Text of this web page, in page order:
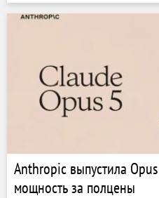
Anthropic выпустила
мощность за полцены